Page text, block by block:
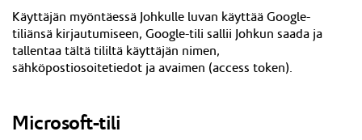
Käyttäjän myöntäessä Johkulle luvan käyttää Google-
tiliänsä kirjautumiseen, Google-tili sallii Johkun saada ja
tallentaa tältä tililtä käyttäjän nimen,
sähköpostiosoitetiedot ja avaimen (access token).
Microsoft-tili